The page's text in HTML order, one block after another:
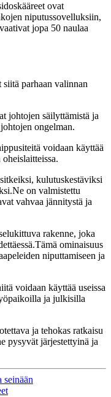
ovat
niputussovelluksiin,
jopa 50 naulaa
parhaan valinnan
johtojen säilyttämistä ja
ongelman.
voidaan käyttää
kulutuskestäviksi
on valmistettu
vahvaa jännitystä ja
rakenne, joka
ominaisuus
niputtamiseen ja
voidaan käyttää useissa
ja julkisilla
ja tehokas ratkaisu
pysyvät järjestettyinä ja
seinään